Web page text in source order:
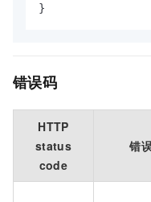
}
错误码
HTTP
status
code
错